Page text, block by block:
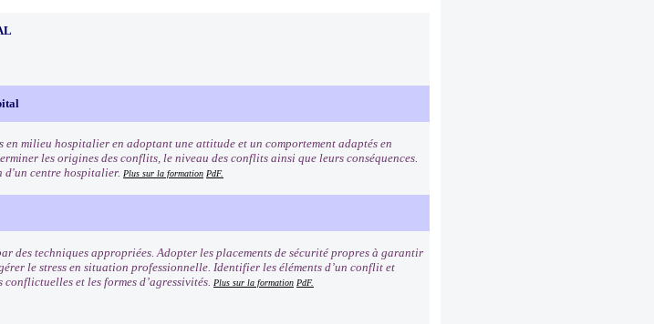
en milieu hospitalier en adoptant une attitude et un comportement adaptés en
les origines des conflits, le niveau des conflits ainsi que leurs conséquences.
d'un centre hospitalier. Plus sur la formation PdF.
des techniques appropriées. Adopter les placements de sécurité propres à garantir
le stress en situation professionnelle. Identifier les éléments d’un conflit et
et les formes d’agressivités. Plus sur la formation PdF.